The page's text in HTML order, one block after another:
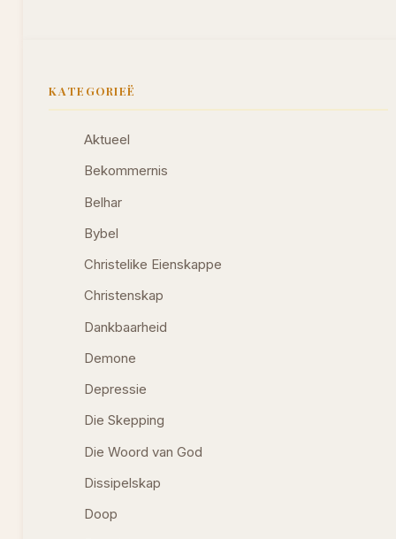
KATEGORIEË
Aktueel
Bekommernis
Belhar
Bybel
Christelike Eienskappe
Christenskap
Dankbaarheid
Demone
Depressie
Die Skepping
Die Woord van God
Dissipelskap
Doop